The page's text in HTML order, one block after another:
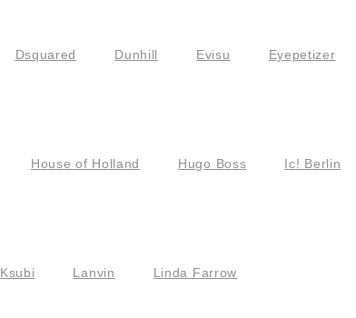
Dsquared Dunhill Evisu Eyepetizer
House of Holland Hugo Boss Ic! Berlin
Ksubi Lanvin Linda Farrow